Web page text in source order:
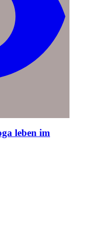
leben im